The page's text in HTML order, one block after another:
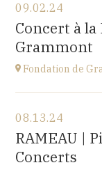
Château d'Aigle
Place du Château
at20H00
09.02.24
Concert à
Grammont
Fondation de
Fondation de
205 rue de
at14H
08.13.24
RAMEAU |
Concerts